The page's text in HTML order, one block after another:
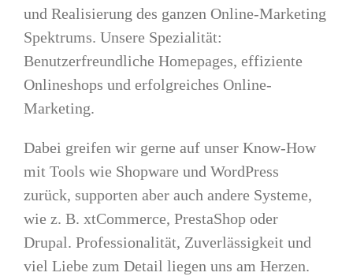
und Realisierung des ganzen Online-Marketing
Spektrums. Unsere Spezialität:
Benutzerfreundliche Homepages, effiziente
Onlineshops und erfolgreiches Online-
Marketing.
Dabei greifen wir gerne auf unser Know-How
mit Tools wie Shopware und WordPress
zurück, supporten aber auch andere Systeme,
wie z. B. xtCommerce, PrestaShop oder
Drupal. Professionalität, Zuverlässigkeit und
viel Liebe zum Detail liegen uns am Herzen.